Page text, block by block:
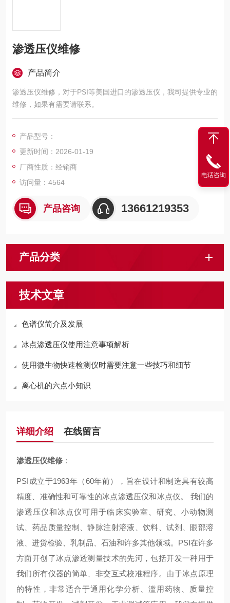
渗透压仪维修
产品简介
渗透压仪维修，对于PSI等美国进口的渗透压仪，我司提供专业的
维修，如果有需要请联系。
产品型号：
更新时间：2026-01-19
厂商性质：经销商
访问量：4564
产品咨询 13661219353
产品分类
技术文章
色谱仪简介及发展
冰点渗透压仪使用注意事项解析
使用微生物快速检测仪时需要注意一些技巧和细节
离心机的六点小知识
详细介绍 在线留言
渗透压仪维修 ：
PSI成立于1963年（60年前），旨在设计和制造具有较高
精度、准确性和可靠性的冰点渗透压仪和冰点仪。 我们的
渗透压仪和冰点仪可用于临床实验室、研究、小动物测
试、药品质量控制、静脉注射溶液、饮料、试剂、眼部溶
液、进货检验、乳制品、石油和许多其他领域。PSI在许多
方面开创了冰点渗透测量技术的先河，包括开发一种用于
我们所有仪器的简单、非交互式校准程序。由于冰点原理
的特性，非常适合于通用化学分析、滥用药物、质量控
电话咨询